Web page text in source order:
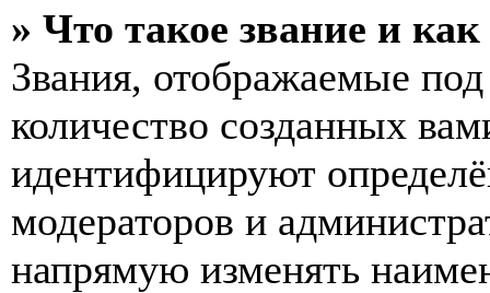
» Что такое звание и
Звания, отображаемые
количество созданных
идентифицируют
модераторов и
напрямую изменять